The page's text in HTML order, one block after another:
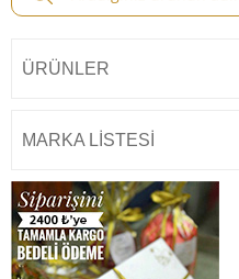
ÜRÜNLER
MARKA LISTESI